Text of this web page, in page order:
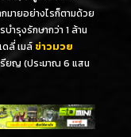
มายอย่างไรก็ตามด้วย
ำรุงรักษากว่า 1 ล้าน
ลี่ เมล์ ข่าวมวย
รียญ (ประมาณ 6 แสน